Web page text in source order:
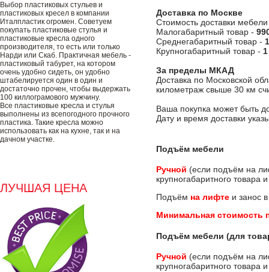
Выбор пластиковых стульев и
пластиковых кресел в компании
Италпластик огромен. Советуем
покупать пластиковые стулья и
пластиковые кресла одного
производителя, то есть или только
Нарди или Скаб. Практичная мебель -
пластиковый табурет, на котором
очень удобно сидеть, он удобно
штабелируется один в один и
достаточно прочен, чтобы выдержать
100 киллограмового мужчину.
Все пластиковые кресла и стулья
выполнены из всепогодного прочного
пластика. Такие кресла можно
использовать как на кухне, так и на
дачном участке.
ЛУЧШАЯ ЦЕНА
Доставка по Москве
Стоимость доставки
Малогабаритный товар -
Среднегабаритный товар -
Крупногабаритный товар -
За пределы МКАД
Доставка по Московской
километраж свыше 30 км
Ваша покупка может быть
Дату и время доставки
Подъём мебели
Ручной (если подъём на
крупногабаритного товара
Подъём на лифте и занос
Минимальная стоимость
Подъём мебели (для
Ручной (если подъём на
крупногабаритного товара